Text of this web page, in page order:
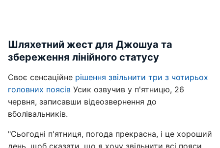
Шляхетний жест для Джошуа та
збереження лінійного статусу
Своє сенсаційне рішення звільнити три з чотирьох
головних поясів Усик озвучив у п'ятницю, 26
червня, записавши відеозвернення до
вболівальників.
"Сьогодні п'ятниця, погода прекрасна, і це хороший
день, щоб сказати, що я хочу звільнити всі пояси,